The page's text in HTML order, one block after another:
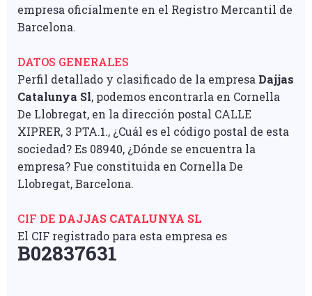
empresa oficialmente en el Registro Mercantil de
Barcelona.
DATOS GENERALES
Perfil detallado y clasificado de la empresa Dajjas
Catalunya Sl, podemos encontrarla en Cornella
De Llobregat, en la dirección postal CALLE
XIPRER, 3 PTA.1., ¿Cuál es el código postal de esta
sociedad? Es 08940, ¿Dónde se encuentra la
empresa? Fue constituida en Cornella De
Llobregat, Barcelona.
CIF DE DAJJAS CATALUNYA SL
El CIF registrado para esta empresa es
B02837631